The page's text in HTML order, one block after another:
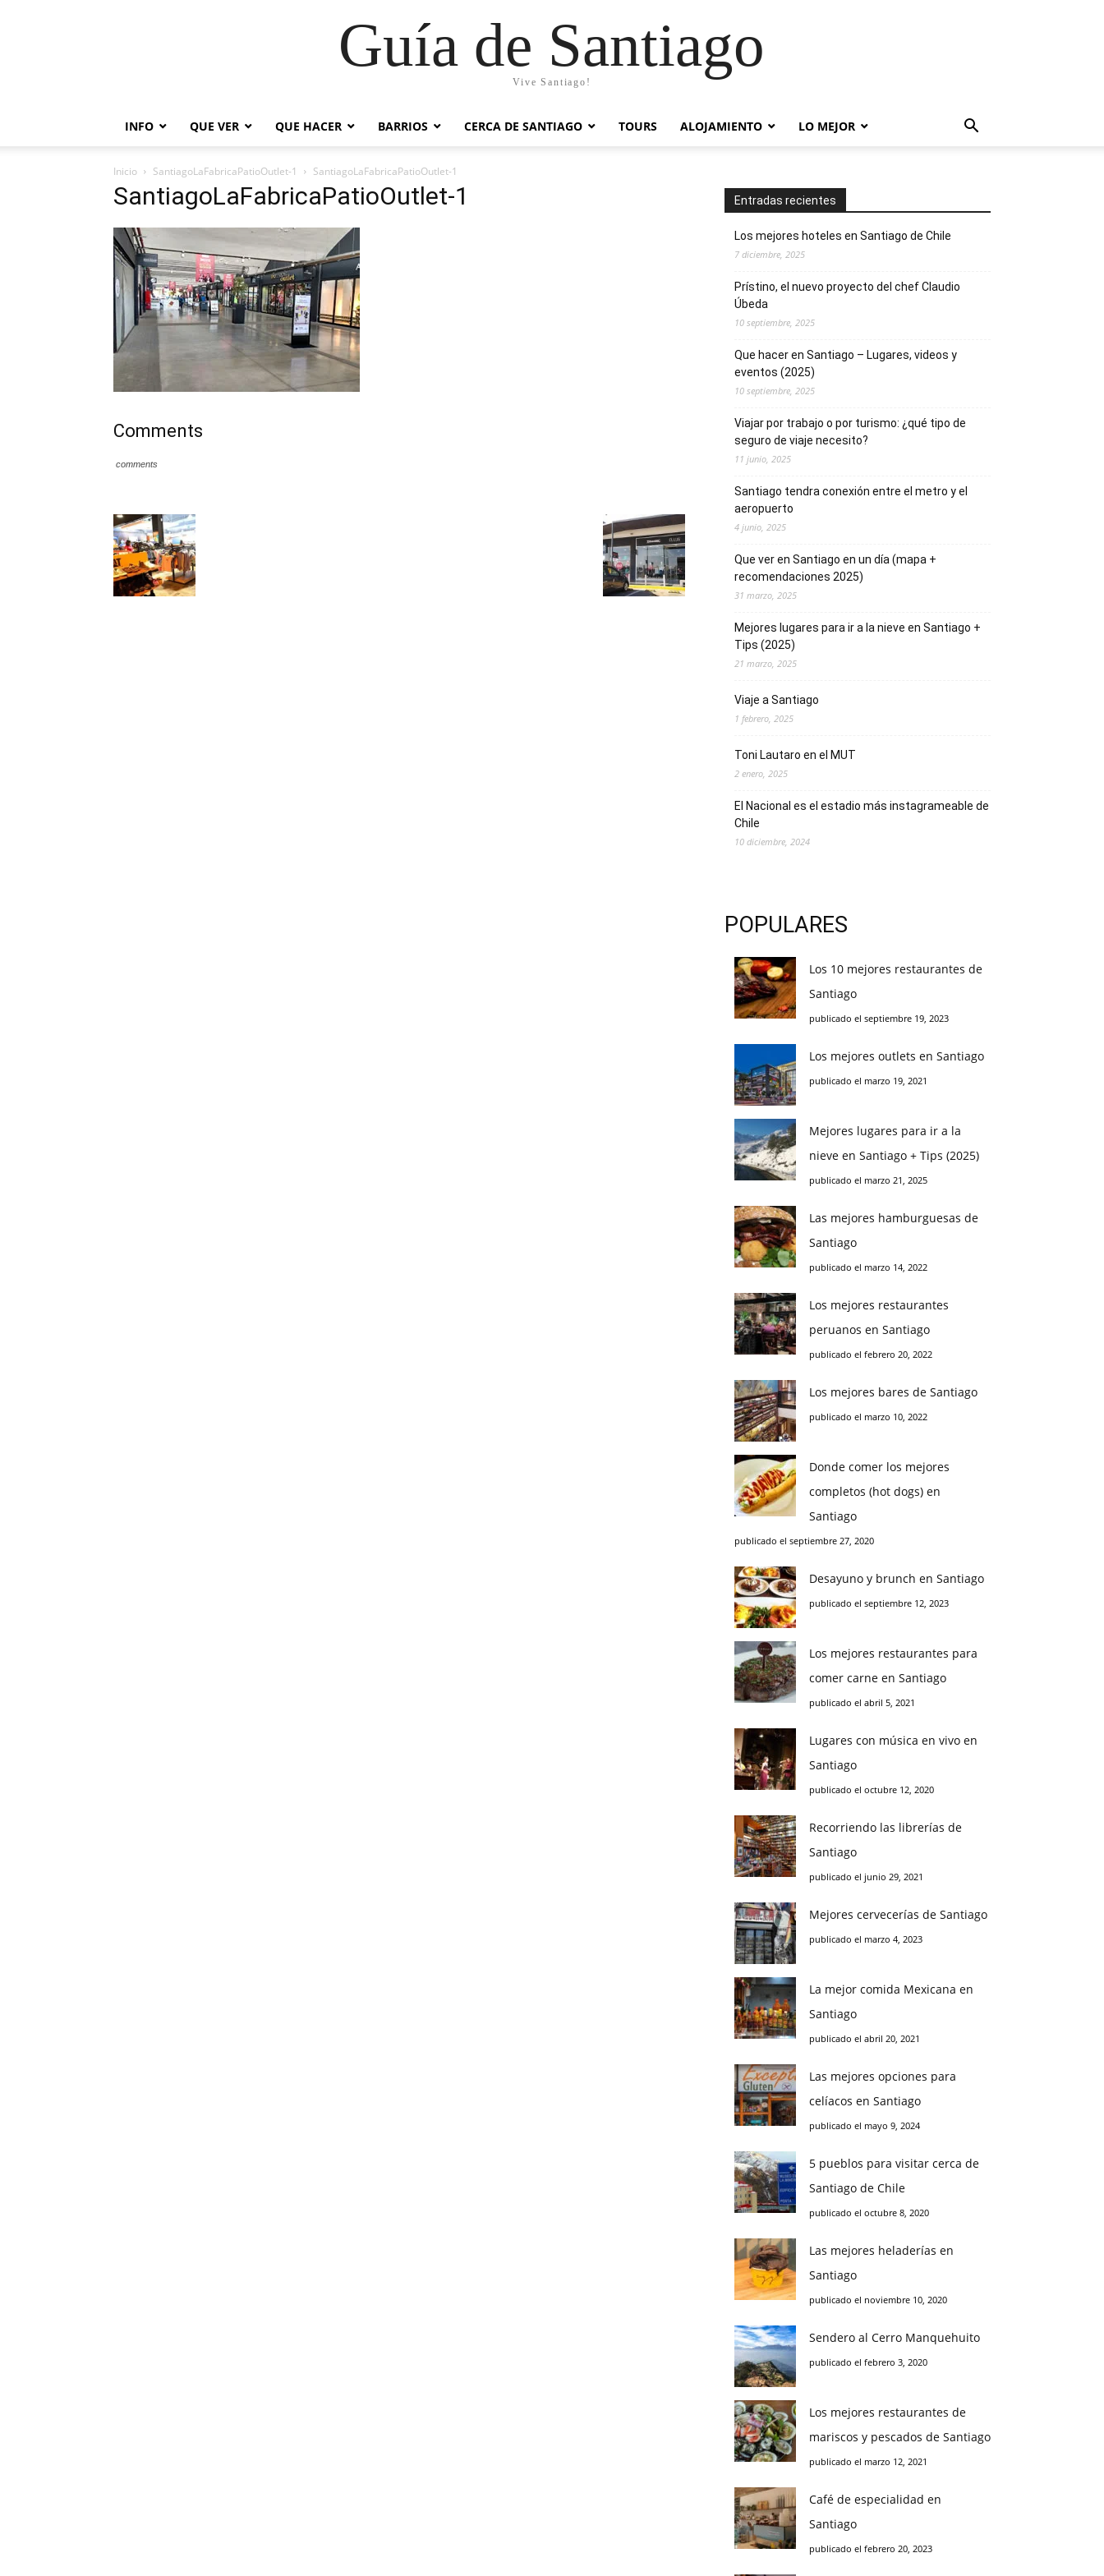
Guía de Santiago
Vive Santiago!
INFO QUE VER QUE HACER BARRIOS CERCA DE SANTIAGO TOURS ALOJAMIENTO LO MEJOR
Inicio SantiagoLaFabricaPatioOutlet-1 SantiagoLaFabricaPatioOutlet-1
SantiagoLaFabricaPatioOutlet-1
Comments
comments
Entradas recientes
Los mejores hoteles en Santiago de Chile
7 diciembre, 2025
Prístino, el nuevo proyecto del chef Claudio
Úbeda
10 septiembre, 2025
Que hacer en Santiago – Lugares, videos y
eventos (2025)
10 septiembre, 2025
Viajar por trabajo o por turismo: ¿qué tipo de
seguro de viaje necesito?
11 junio, 2025
Santiago tendra conexión entre el metro y el
aeropuerto
4 junio, 2025
Que ver en Santiago en un día (mapa +
recomendaciones 2025)
31 marzo, 2025
Mejores lugares para ir a la nieve en Santiago +
Tips (2025)
21 marzo, 2025
Viaje a Santiago
1 febrero, 2025
Toni Lautaro en el MUT
2 enero, 2025
El Nacional es el estadio más instagrameable de
Chile
10 diciembre, 2024
POPULARES
Los 10 mejores restaurantes de
Santiago
publicado el septiembre 19, 2023
Los mejores outlets en Santiago
publicado el marzo 19, 2021
Mejores lugares para ir a la
nieve en Santiago + Tips (2025)
publicado el marzo 21, 2025
Las mejores hamburguesas de
Santiago
publicado el marzo 14, 2022
Los mejores restaurantes
peruanos en Santiago
publicado el febrero 20, 2022
Los mejores bares de Santiago
publicado el marzo 10, 2022
Donde comer los mejores
completos (hot dogs) en
Santiago
publicado el septiembre 27, 2020
Desayuno y brunch en Santiago
publicado el septiembre 12, 2023
Los mejores restaurantes para
comer carne en Santiago
publicado el abril 5, 2021
Lugares con música en vivo en
Santiago
publicado el octubre 12, 2020
Recorriendo las librerías de
Santiago
publicado el junio 29, 2021
Mejores cervecerías de Santiago
publicado el marzo 4, 2023
La mejor comida Mexicana en
Santiago
publicado el abril 20, 2021
Las mejores opciones para
celíacos en Santiago
publicado el mayo 9, 2024
5 pueblos para visitar cerca de
Santiago de Chile
publicado el octubre 8, 2020
Las mejores heladerías en
Santiago
publicado el noviembre 10, 2020
Sendero al Cerro Manquehuito
publicado el febrero 3, 2020
Los mejores restaurantes de
mariscos y pescados de Santiago
publicado el marzo 12, 2021
Café de especialidad en
Santiago
publicado el febrero 20, 2023